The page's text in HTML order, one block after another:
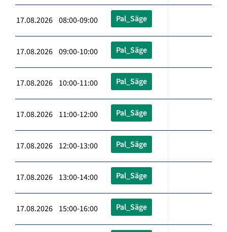
17.08.2026 08:00-09:00 Pal_Säge
17.08.2026 09:00-10:00 Pal_Säge
17.08.2026 10:00-11:00 Pal_Säge
17.08.2026 11:00-12:00 Pal_Säge
17.08.2026 12:00-13:00 Pal_Säge
17.08.2026 13:00-14:00 Pal_Säge
17.08.2026 15:00-16:00 Pal_Säge